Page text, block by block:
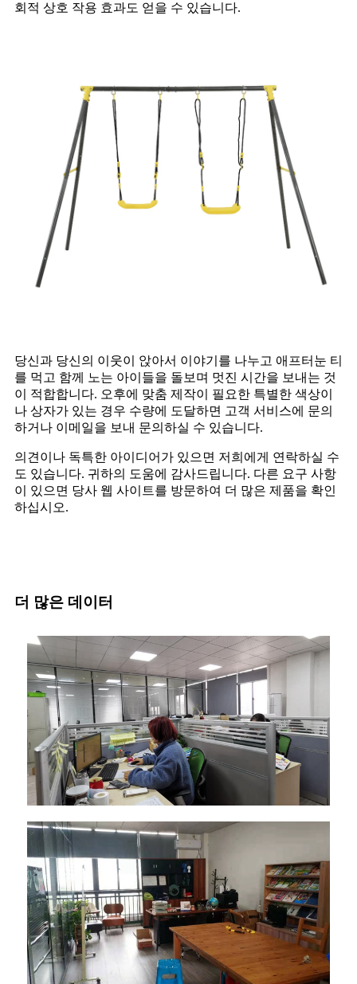
회적 상호 작용 효과도 얻을 수 있습니다.
당신과 당신의 이웃이 앉아서 이야기를 나누고 애프터눈 티
를 먹고 함께 노는 아이들을 돌보며 멋진 시간을 보내는 것
이 적합합니다. 오후에 맞춤 제작이 필요한 특별한 색상이
나 상자가 있는 경우 수량에 도달하면 고객 서비스에 문의
하거나 이메일을 보내 문의하실 수 있습니다.
의견이나 독특한 아이디어가 있으면 저희에게 연락하실 수
도 있습니다. 귀하의 도움에 감사드립니다. 다른 요구 사항
이 있으면 당사 웹 사이트를 방문하여 더 많은 제품을 확인
하십시오.
더 많은 데이터